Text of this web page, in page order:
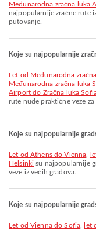
Međunarodna zračna luka
najpopularnije zračne rute
putovanje.
Koje su najpopularnije
let od Međunarodna
Međunarodna zračna luka
Airport do Zračna luka
rute nude praktične veze za
Koje su najpopularnije
let od Athens do Vienna
Helsinki su najpopularnije
veze iz većih gradova.
Koje su najpopularnije
let od Vienna do Sofia let